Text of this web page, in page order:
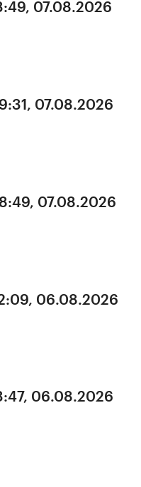
07.08.2026
07.08.2026
07.08.2026
06.08.2026
06.08.2026